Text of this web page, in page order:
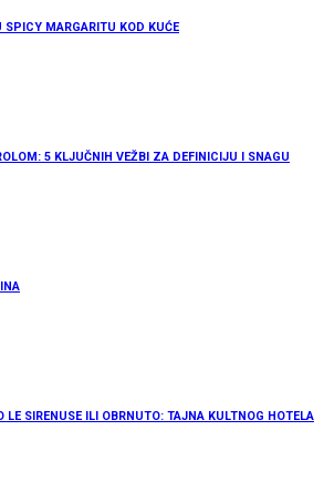
SPICY MARGARITU KOD KUĆE
5 KLJUČNIH VEŽBI ZA DEFINICIJU I SNAGU
LE SIRENUSE ILI OBRNUTO: TAJNA KULTNOG HOTELA